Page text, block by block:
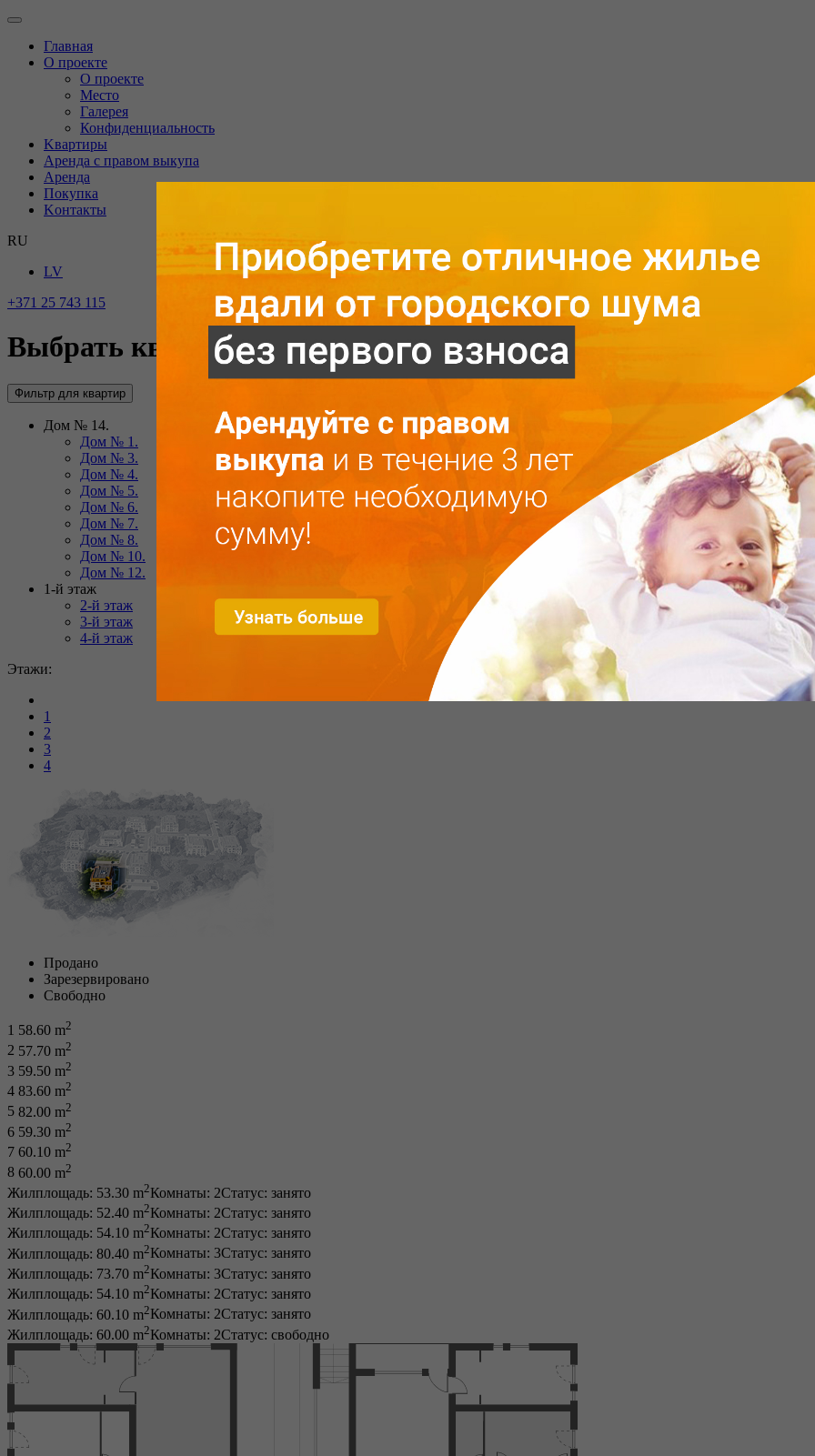
Главная
O проекте
О проекте
Mесто
Галерея
Конфиденциальность
Kвартиры
Аренда с правом выкупа
Аренда
Покупка
Kонтакты
RU
LV
+371 25 743 115
Выбрать квартиру
Фильтр для квартир
Дом № 14.
Дом № 1.
Дом № 3.
Дом № 4.
Дом № 5.
Дом № 6.
Дом № 7.
Дом № 8.
Дом № 10.
Дом № 12.
1-й этаж
2-й этаж
3-й этаж
4-й этаж
Этажи:
1
2
3
4
Продано
Зарезервировано
Свободно
1 58.60 m2
2 57.70 m2
3 59.50 m2
4 83.60 m2
5 82.00 m2
6 59.30 m2
7 60.10 m2
8 60.00 m2
Жилплощадь: 53.30 m2Комнаты: 2Статус: занято
Жилплощадь: 52.40 m2Комнаты: 2Статус: занято
Жилплощадь: 54.10 m2Комнаты: 2Статус: занято
Жилплощадь: 80.40 m2Комнаты: 3Статус: занято
Жилплощадь: 73.70 m2Комнаты: 3Статус: занято
Жилплощадь: 54.10 m2Комнаты: 2Статус: занято
Жилплощадь: 60.10 m2Комнаты: 2Статус: занято
Жилплощадь: 60.00 m2Комнаты: 2Статус: свободно